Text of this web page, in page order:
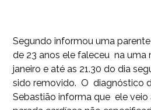
Segundo informou uma
de 23 anos ele faleceu na uma
janeiro e até as 21.30 do dia
sido removido. O diagnóstico
Sebastião informa que ele